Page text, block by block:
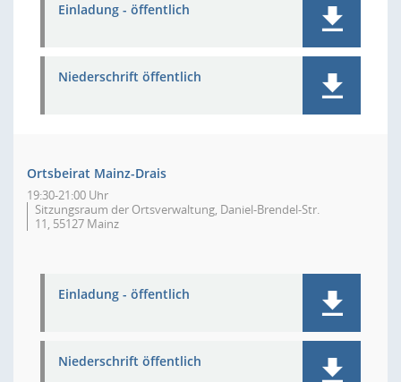
Einladung - öffentlich
Niederschrift öffentlich
Ortsbeirat Mainz-Drais
19:30-21:00 Uhr
Sitzungsraum der Ortsverwaltung, Daniel-Brendel-Str.
11, 55127 Mainz
Einladung - öffentlich
Niederschrift öffentlich